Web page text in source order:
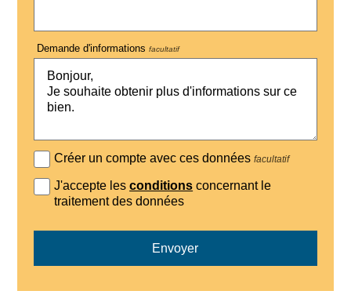
Demande d'informations facultatif
Créer un compte avec ces donnéesfacultatif
J'accepte lesconditions concernant le
traitement des données
Envoyer